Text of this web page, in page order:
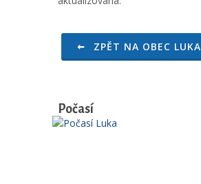
ZPĚT NA OBEC LUKA
Počasí